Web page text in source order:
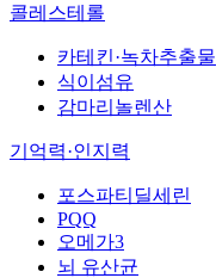
콜레스테롤
카테킨·녹차추출물
식이섬유
감마리놀렌산
기억력·인지력
포스파티딜세린
PQQ
오메가3
뇌 유산균